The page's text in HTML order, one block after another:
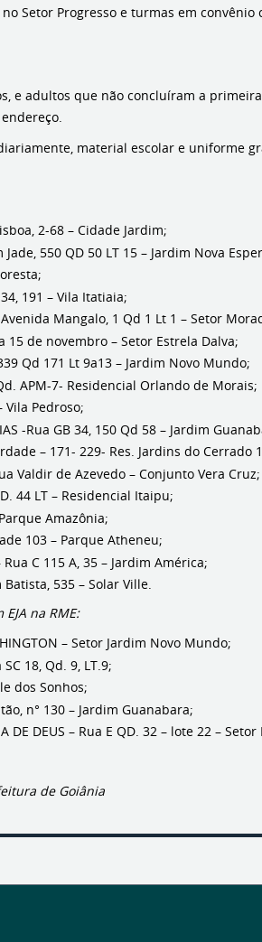
Setor Progresso e turmas em
e adultos que não concluíram a
material escolar e uniforme
2-68 – Cidade Jardim;
Jade, 550 QD 50 LT 15 – Jardim Nova
34, 191 – Vila Itatiaia;
Avenida Mangalo, 1 Qd 1 Lt 1 – Setor
15 de novembro – Setor Estrela Dalva;
Qd 171 Lt 9a13 – Jardim Novo Mundo;
Qd. APM-7- Residencial Orlando de Morais;
Vila Pedroso;
-Rua GB 34, 150 Qd 58 – Jardim
– 171- 229- Res. Jardins do Cerrado
Valdir de Azevedo – Conjunto Vera Cruz;
44 LT – Residencial Itaipu;
Amazônia;
103 – Parque Atheneu;
Rua C 115 A, 35 – Jardim América;
Batista, 535 – Solar Ville.
na RME:
– Setor Jardim Novo Mundo;
SC 18, Qd. 9, LT.9;
dos Sonhos;
n° 130 – Jardim Guanabara;
DE DEUS – Rua E QD. 32 – lote 22 –
de Goiânia